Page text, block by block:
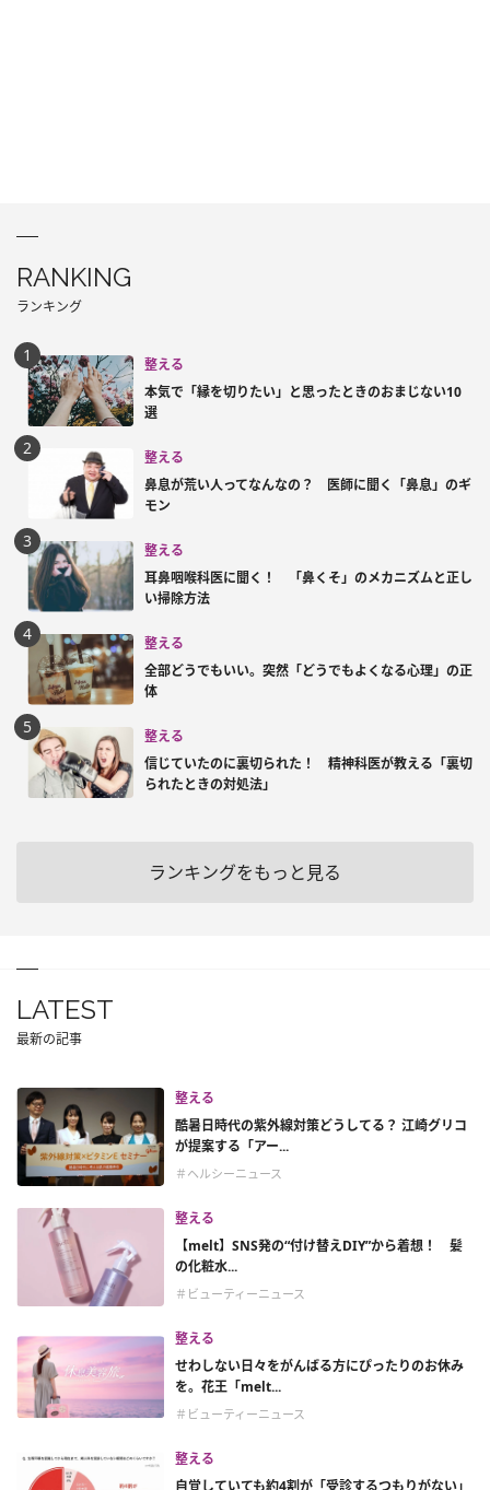
RANKING
ランキング
整える
本気で「縁を切りたい」と思ったときのおまじない10
選
整える
鼻息が荒い人ってなんなの？ 医師に聞く「鼻息」のギ
モン
整える
耳鼻咽喉科医に聞く！ 「鼻くそ」のメカニズムと正し
い掃除方法
整える
全部どうでもいい。突然「どうでもよくなる心理」の正
体
整える
信じていたのに裏切られた！ 精神科医が教える「裏切
られたときの対処法」
ランキングをもっと見る
LATEST
最新の記事
整える
酷暑日時代の紫外線対策どうしてる？ 江崎グリコ
が提案する「アー...
＃ヘルシーニュース
整える
【melt】SNS発の“付け替えDIY”から着想！ 髪
の化粧水...
＃ビューティーニュース
整える
せわしない日々をがんばる方にぴったりのお休み
を。花王「melt...
＃ビューティーニュース
整える
自覚していても約4割が「受診するつもりがない」